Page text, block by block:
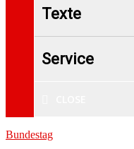
Texte
Service
Bundestag